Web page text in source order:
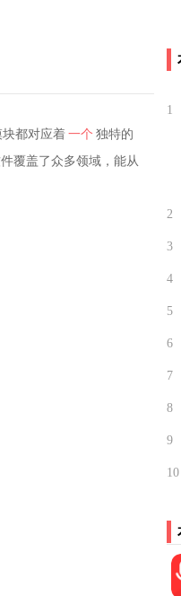
都对应着 一个 独特的
覆盖了众多领域，能从
1
2
3
4
5
6
7
8
9
10